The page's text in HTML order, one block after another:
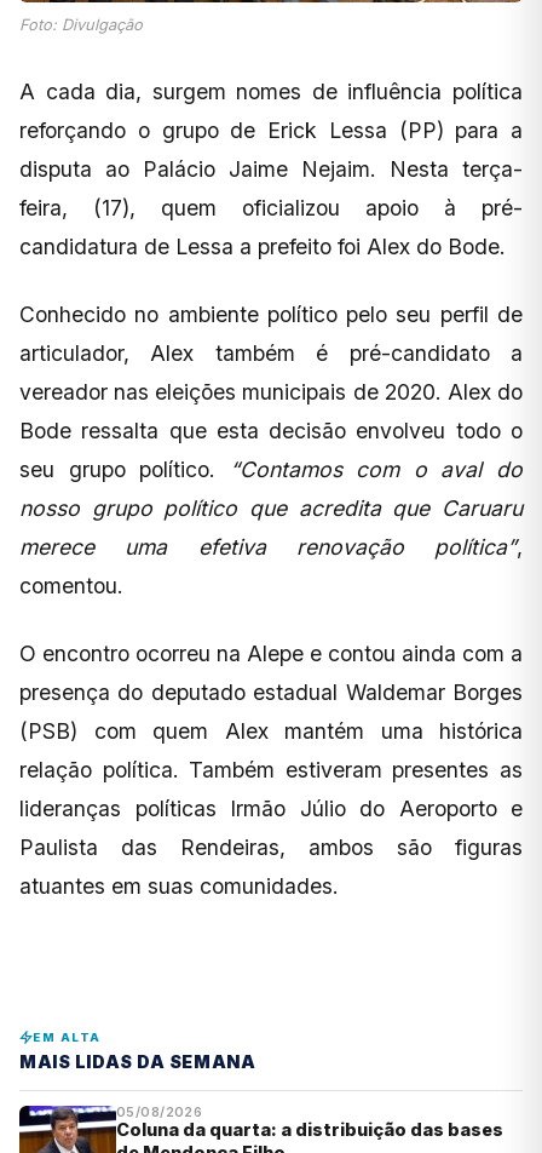
Foto: Divulgação
A cada dia, surgem nomes de influência política
reforçando o grupo de Erick Lessa (PP) para a
disputa ao Palácio Jaime Nejaim. Nesta terça-
feira, (17), quem oficializou apoio à pré-
candidatura de Lessa a prefeito foi Alex do Bode.
Conhecido no ambiente político pelo seu perfil de
articulador, Alex também é pré-candidato a
vereador nas eleições municipais de 2020. Alex do
Bode ressalta que esta decisão envolveu todo o
seu grupo político.
“Contamos com o aval do
nosso grupo político que acredita que Caruaru
merece uma efetiva renovação política”,
comentou.
O encontro ocorreu na Alepe e contou ainda com a
presença do deputado estadual Waldemar Borges
(PSB) com quem Alex mantém uma histórica
relação política. Também estiveram presentes as
lideranças políticas Irmão Júlio do Aeroporto e
Paulista das Rendeiras, ambos são figuras
atuantes em suas comunidades.
EM ALTA
MAIS LIDAS DA SEMANA
05/08/2026
Coluna da quarta: a distribuição das bases